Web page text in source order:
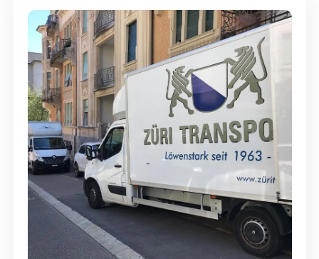
Günstige Umzüge - Hervorragender
Service